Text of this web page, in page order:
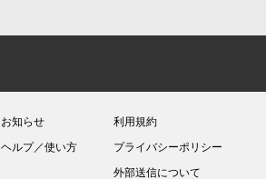
お知らせ
ヘルプ／使い方
利用規約
プライバシーポリシー
外部送信について